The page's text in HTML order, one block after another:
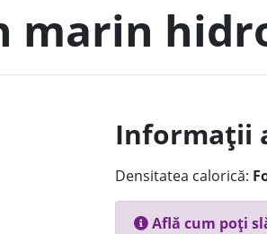
marin
Informații
Densitatea calorică:
Află cum poți